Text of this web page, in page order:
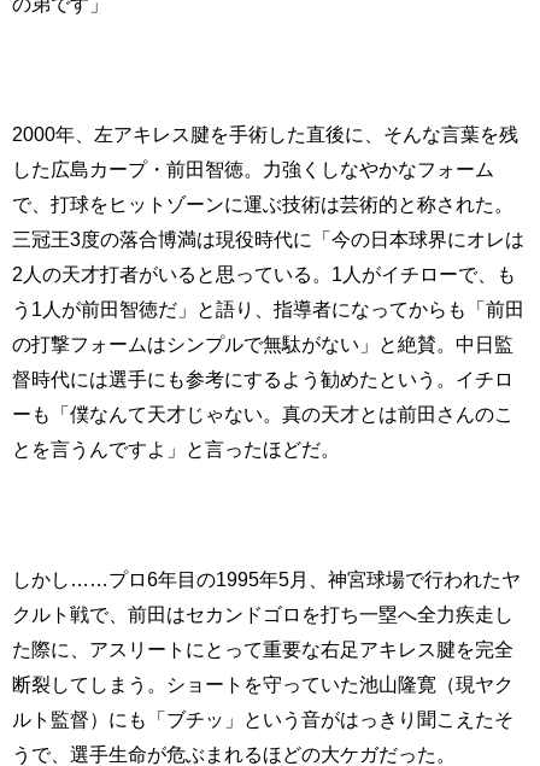
2000年、左アキレス腱を手術した直後に、そんな言葉を残
した広島カープ・前田智徳。力強くしなやかなフォーム
で、打球をヒットゾーンに運ぶ技術は芸術的と称された。
三冠王3度の落合博満は現役時代に「今の日本球界にオレは
2人の天才打者がいると思っている。1人がイチローで、も
う1人が前田智徳だ」と語り、指導者になってからも「前田
の打撃フォームはシンプルで無駄がない」と絶賛。中日監
督時代には選手にも参考にするよう勧めたという。イチロ
ーも「僕なんて天才じゃない。真の天才とは前田さんのこ
とを言うんですよ」と言ったほどだ。
しかし……プロ6年目の1995年5月、神宮球場で行われたヤ
クルト戦で、前田はセカンドゴロを打ち一塁へ全力疾走し
た際に、アスリートにとって重要な右足アキレス腱を完全
断裂してしまう。ショートを守っていた池山隆寛（現ヤク
ルト監督）にも「ブチッ」という音がはっきり聞こえたそ
うで、選手生命が危ぶまれるほどの大ケガだった。